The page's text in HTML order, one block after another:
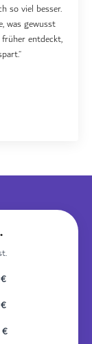
so viel besser.
was gewusst
entdeckt,